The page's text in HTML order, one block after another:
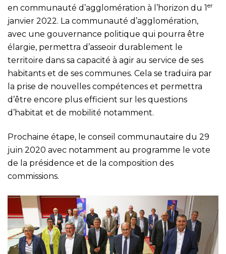
en communauté d’agglomération à l’horizon du 1er
janvier 2022. La communauté d’agglomération,
avec une gouvernance politique qui pourra être
élargie, permettra d’asseoir durablement le
territoire dans sa capacité à agir au service de ses
habitants et de ses communes. Cela se traduira par
la prise de nouvelles compétences et permettra
d’être encore plus efficient sur les questions
d’habitat et de mobilité notamment.
Prochaine étape, le conseil communautaire du 29
juin 2020 avec notamment au programme le vote
de la présidence et de la composition des
commissions.